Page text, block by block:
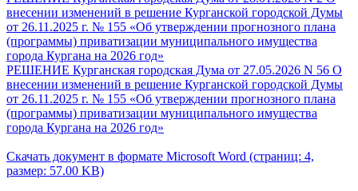
внесении изменений в решение Курганской городской Думы
от 26.11.2025 г. № 155 «Об утверждении прогнозного плана
(программы) приватизации муниципального имущества
города Кургана на 2026 год»
РЕШЕНИЕ Курганская городская Дума от 27.05.2026 N 56 О
внесении изменений в решение Курганской городской Думы
от 26.11.2025 г. № 155 «Об утверждении прогнозного плана
(программы) приватизации муниципального имущества
города Кургана на 2026 год»
Скачать документ в формате Microsoft Word (страниц: 4,
размер: 57.00 KB)